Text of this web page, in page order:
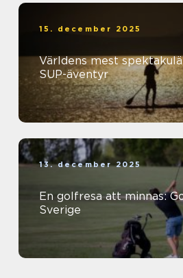
15. december 2025
Världens mest
SUP-äventyr
13. december 2025
En golfresa att minnas:
Sverige